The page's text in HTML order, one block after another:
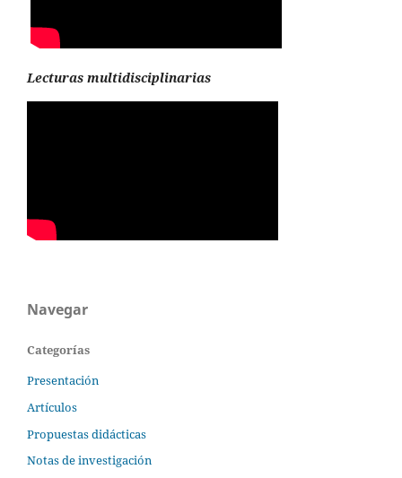
Lecturas multidisciplinarias
Navegar
Categorías
Presentación
Artículos
Propuestas didácticas
Notas de investigación